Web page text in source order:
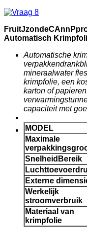
FruitJzondeCAnn P
Automatisch
Automatische
verpakken
mineraalwater fles
krimpfolie, een
karton of
capaciteit met
MODEL
Maximale
Snelheid Bereik
Externe
Werkelijk
stroomverbruik
Materiaal van
krimpfolie